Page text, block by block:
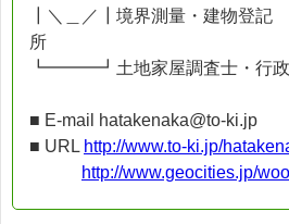
┃＼＿／┃境界測量・建物登記
所
┗━━━┛土地家屋調査士・行
■ E-mail hatakenaka@to-ki.jp
■ URL http://www.to-ki.jp/
http://www.geocities.jp/